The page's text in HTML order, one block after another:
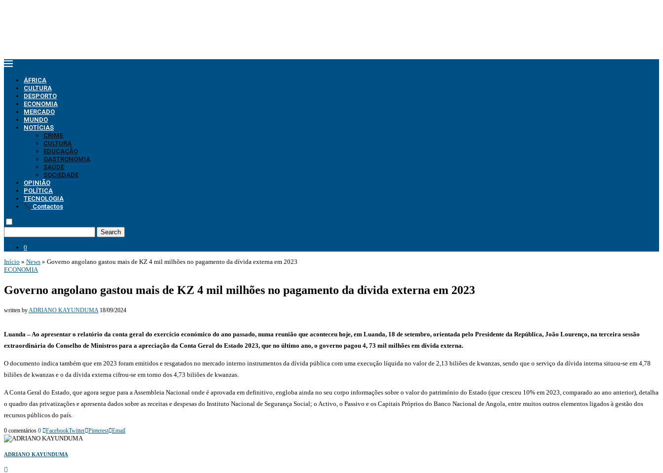
ÁFRICA
CULTURA
DESPORTO
ECONOMIA
MERCADO
MUNDO
NOTÍCIAS
CRIME
CULTURA
EDUCAÇÃO
GASTRONOMIA
SAÚDE
SOCIEDADE
OPINIÃO
POLÍTICA
TECNOLOGIA
Contactos
Search
0
Início » News » Governo angolano gastou mais de KZ 4 mil milhões no pagamento da dívida externa em 2023
ECONOMIA
Governo angolano gastou mais de KZ 4 mil milhões no pagamento da dívida externa em 2023
written byADRIANO KAYUNDUMA 18/09/2024
Luanda – Ao apresentar o relatório da conta geral do exercício económico do ano passado, numa reunião que aconteceu hoje, em Luanda, 18 de setembro, orientada pelo Presidente da República, João Lourenço, na terceira sessão
extraordinária do Conselho de Ministros para a apreciação da Conta Geral do Estado 2023, que no último ano, o governo pagou 4, 73 mil milhões em dívida externa.
O documento indica também que em 2023 foram emitidos e resgatados no mercado interno instrumentos da dívida pública com uma execução líquida no valor de 2,13 biliões de kwanzas, sendo que o serviço da dívida interna situou-se em 4,78
biliões de kwanzas e o da dívida externa cifrou-se em torno dos 4,73 biliões de kwanzas.
A Conta Geral do Estado, que agora segue para a Assembleia Nacional onde é aprovada em definitivo, engloba ainda no seu corpo informações sobre o valor do património do Estado (que cresceu 10% em 2023, comparado ao ano anterior), detalha
o quadro das privatizações e apresenta dados sobre as receitas e despesas do Instituto Nacional de Segurança Social; o Activo, o Passivo e os Capitais Próprios do Banco Nacional de Angola, entre muitos outros elementos ligados à gestão dos
recursos públicos do país.
0 comentários 0 FacebookTwitter Pinterest Email
ADRIANO KAYUNDUMA